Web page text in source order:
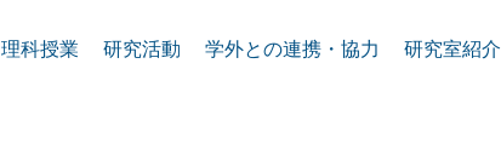
理科授業 研究活動 学外との連携・協力 研究室紹介